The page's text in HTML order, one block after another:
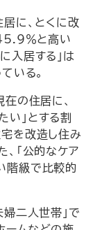
居に、とくに改
％と高い
入居する」は
いる。
の住居に、
」とする割
を改造し住み
、「公的なケア
階級で比較的
婦二人世帯」で